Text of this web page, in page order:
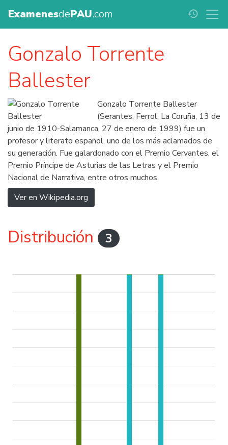
ExamenesdePAU.com history
Gonzalo Torrente
Ballester
Gonzalo Torrente Ballester
(Serantes, Ferrol, La Coruña, 13 de
junio de 1910-Salamanca, 27 de enero de 1999) fue un
profesor y literato español, uno de los más aclamados de
su generación. Fue galardonado con el Premio Cervantes, el
Premio Príncipe de Asturias de las Letras y el Premio
Nacional de Narrativa, entre otros muchos.
Ver en Wikipedia.org
Distribución 3